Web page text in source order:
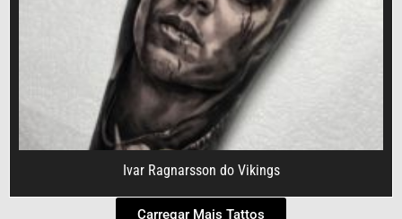
Ivar Ragnarsson do Vikings
Carregar Mais Tattos